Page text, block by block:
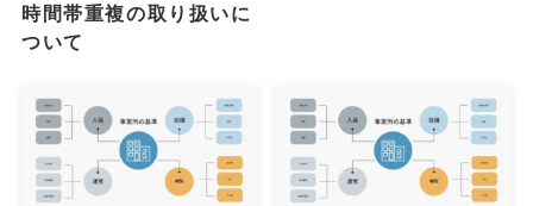
時間帯重複の取り扱いに
ついて